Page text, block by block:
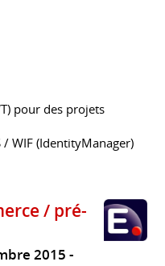
pour des projets
/ WIF (IdentityManager)
/ pré-
2015